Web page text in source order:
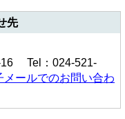
先
16 Tel：024-521-
メールでのお問い合わ